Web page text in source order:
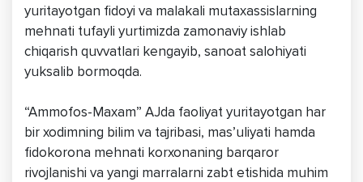
yuritayotgan fidoyi va malakali mutaxassislarning
mehnati tufayli yurtimizda zamonaviy ishlab
chiqarish quvvatlari kengayib, sanoat salohiyati
yuksalib bormoqda.
“Ammofos-Maxam” AJda faoliyat yuritayotgan har
bir xodimning bilim va tajribasi, mas’uliyati hamda
fidokorona mehnati korxonaning barqaror
rivojlanishi va yangi marralarni zabt etishida muhim